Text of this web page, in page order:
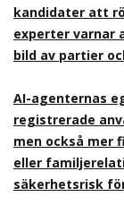
kandidater att
experter varnar
bild av partier
AI-agenternas
registrerade
men också mer
eller
säkerhetsrisk